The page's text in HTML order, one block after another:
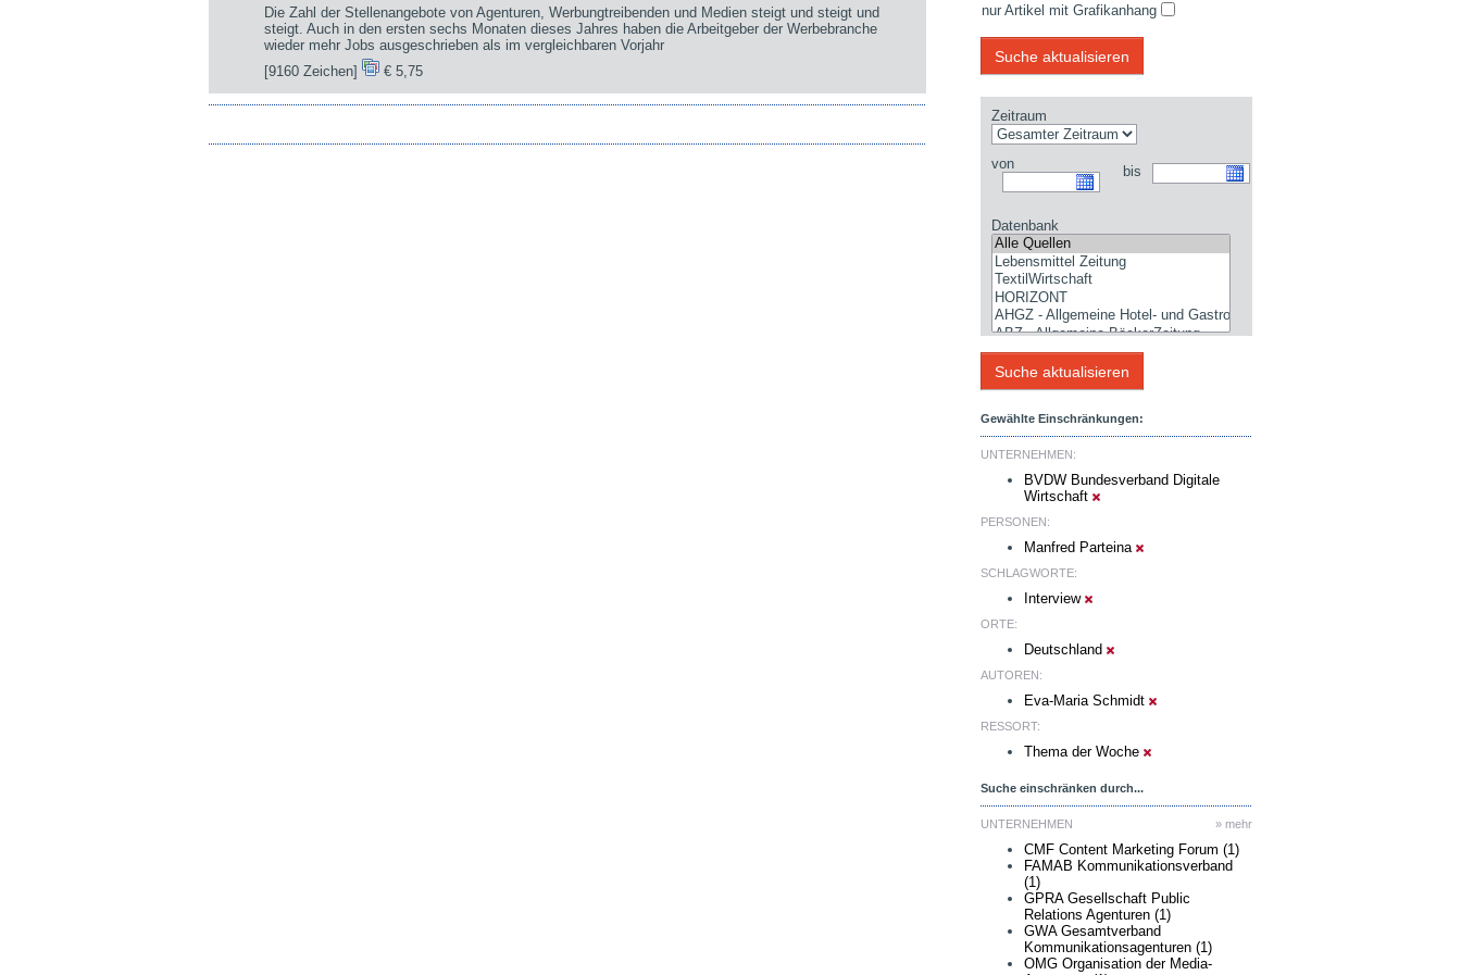
Die Zahl der Stellenangebote von Agenturen, Werbungtreibenden und Medien steigt und steigt und
steigt. Auch in den ersten sechs Monaten dieses Jahres haben die Arbeitgeber der Werbebranche
wieder mehr Jobs ausgeschrieben als im vergleichbaren Vorjahr
[9160 Zeichen]
€ 5,75
nur Artikel mit Grafikanhang
Zeitraum
von bis
Datenbank
Gewählte Einschränkungen:
UNTERNEHMEN:
BVDW Bundesverband Digitale
Wirtschaft
PERSONEN:
Manfred Parteina
SCHLAGWORTE:
Interview
ORTE:
Deutschland
AUTOREN:
Eva-Maria Schmidt
RESSORT:
Thema der Woche
Suche einschränken durch...
» mehr
UNTERNEHMEN
CMF Content Marketing Forum (1)
FAMAB Kommunikationsverband
(1)
GPRA Gesellschaft Public
Relations Agenturen (1)
GWA Gesamtverband
Kommunikationsagenturen (1)
OMG Organisation der Media-